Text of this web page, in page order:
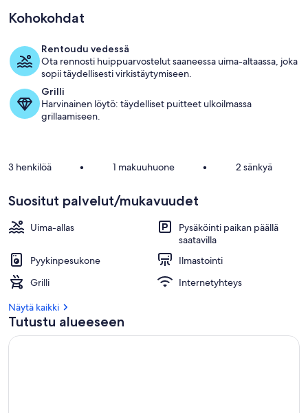
Uima-allas
Kohokohdat
Rentoudu vedessä
Ota rennosti huippuarvostelut saaneessa uima-altaassa, joka
sopii täydellisesti virkistäytymiseen.
Grilli
Harvinainen löytö: täydelliset puitteet ulkoilmassa
grillaamiseen.
3 henkilöä • 1 makuuhuone • 2 sänkyä
Suositut palvelut/mukavuudet
Uima-allas
Pysäköinti paikan päällä
saatavilla
Pyykinpesukone
Ilmastointi
Grilli
Internetyhteys
Näytä kaikki
Tutustu alueeseen